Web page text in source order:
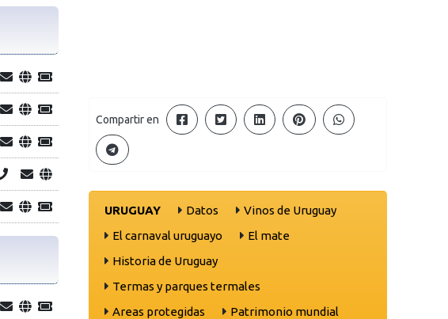
Compartir en
URUGUAY Datos
Vinos de Uruguay
El carnaval uruguayo
El mate
Historia de Uruguay
Termas y parques termales
Areas protegidas
Patrimonio mundial